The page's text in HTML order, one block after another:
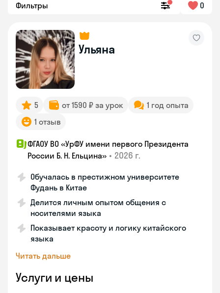
Фильтры 0
Ульяна
5 от 1590 ₽ за урок
1 год опыта
1 отзыв
ФГАОУ ВО «УрФУ имени первого Президента
России Б. Н. Ельцина» • 2026 г.
Обучалась в престижном университете
Фудань в Китае
Делится личным опытом общения с
носителями языка
Показывает красоту и логику китайского
языка
Читать дальше
Услуги и цены